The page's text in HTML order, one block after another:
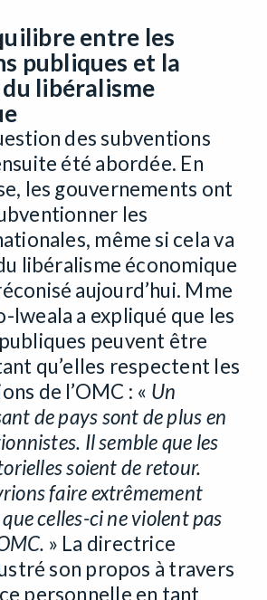
entre les
publiques et la
libéralisme
des subventions
été abordée. En
les gouvernements ont
les
même si cela va
libéralisme économique
aujourd’hui. Mme
Iweala a expliqué que les
peuvent être
qu’elles respectent les
de l’OMC : « Un
de pays sont de plus en
Il semble que les
soient de retour.
faire extrêmement
celles-ci ne violent pas
» La directrice
son propos à travers
personnelle en tant